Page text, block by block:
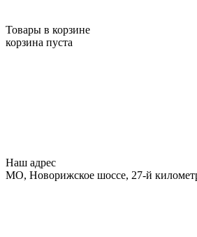
Товары в корзине
корзина пуста
Наш адрес
МО, Новорижское шоссе, 27-й